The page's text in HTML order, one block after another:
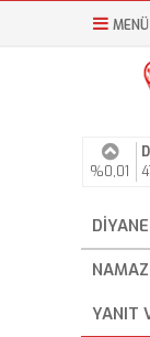
MENÜ
%0,01
YANIT